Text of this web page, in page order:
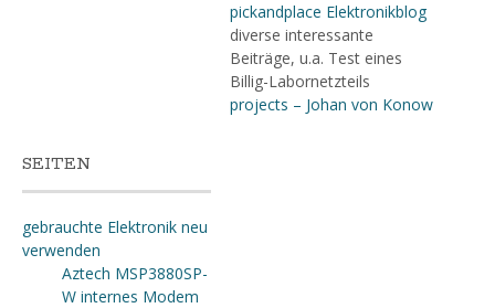
pickandplace Elektronikblog
diverse interessante
Beiträge, u.a. Test eines
Billig-Labornetzteils
projects – Johan von Konow
SEITEN
gebrauchte Elektronik neu
verwenden
Aztech MSP3880SP-
W internes Modem